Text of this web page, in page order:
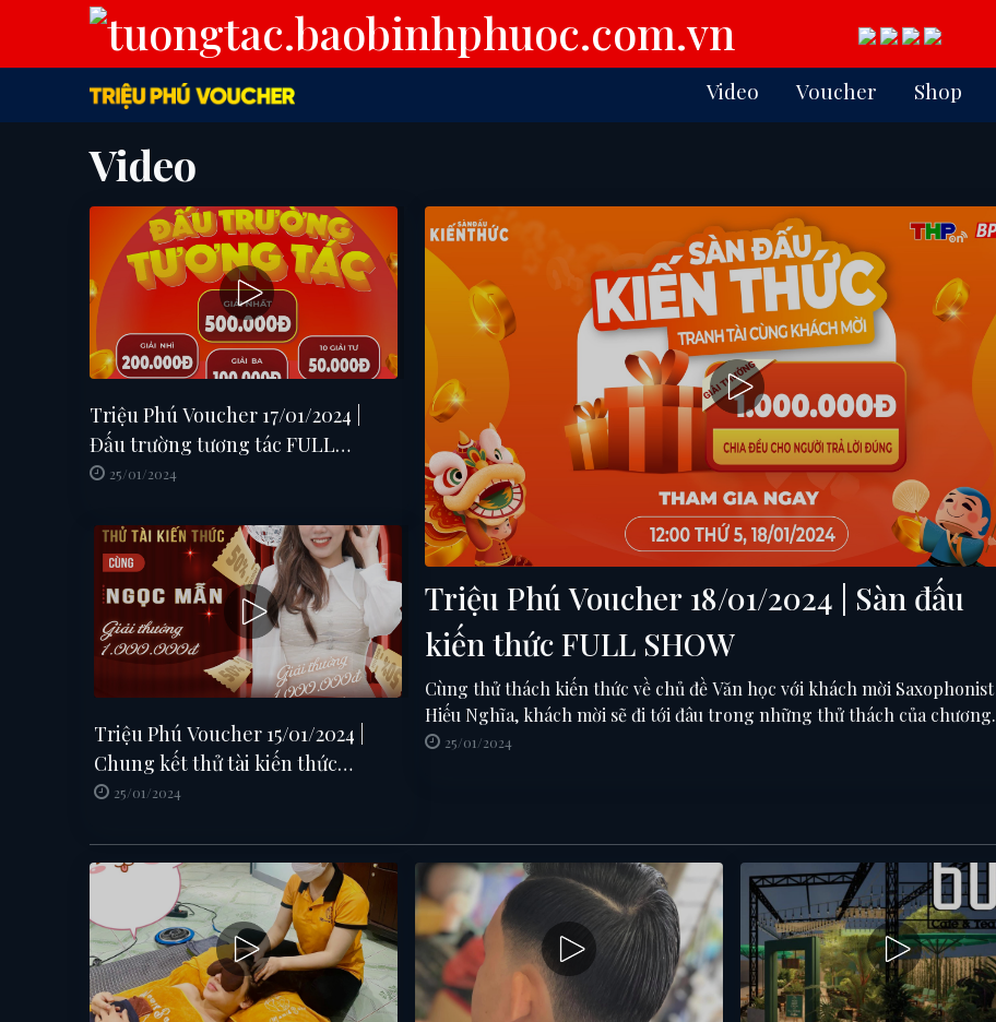
Video Voucher Shop
Video
Triệu Phú Voucher 17/01/2024 |
Đấu trường tương tác FULL
SHOW
25/01/2024
Triệu Phú Voucher 15/01/2024 |
Chung kết thử tài kiến thức
FULL SHOW
25/01/2024
Triệu Phú Voucher 18/01/2024 | Sàn đấu
kiến thức FULL SHOW
Cùng thử thách kiến thức về chủ đề Văn học với khách mời Saxophonist
Hiếu Nghĩa, khách mời sẽ đi tới đâu trong những thử thách của chương
trình? Top những khán giả xuất sắc sẽ gọi tên ai? Tất cả sẽ có trong bản
25/01/2024